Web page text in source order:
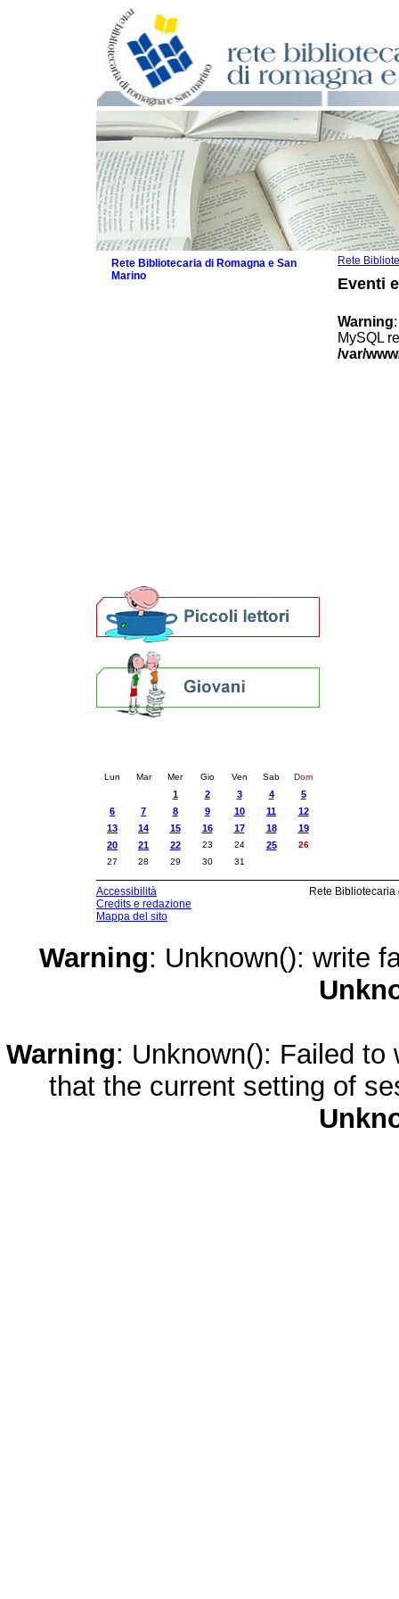
Rete
Eventi
Warning
MySQL
/var/
Rete Bibliotecaria di Romagna e San
Marino
Lun Mar Mer Gio Ven Sab Dom
1 2 3 4
5
6
7 8 9 10 11
12
13
14 15 16 17 18
19
20
21 22 23 24 25
26
27
28 29 30 31
Accessibilità
Credits e redazione
Mappa del sito
Rete
Warning: Unknown(): write
Warning: Unknown(): Failed
that the current setting of